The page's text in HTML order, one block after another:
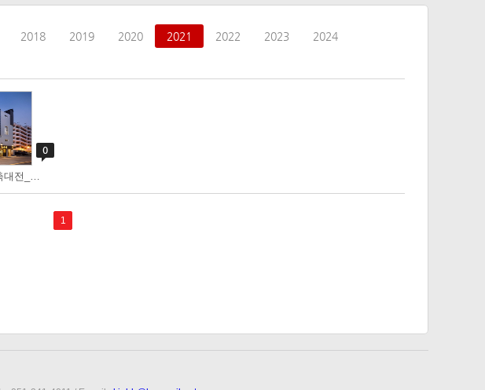
2018 2019 2020 2021 2022 2023 2024
0
제37회 부산국제건축대전_완공건축물부문_1+1 HOUSE_강대화
1